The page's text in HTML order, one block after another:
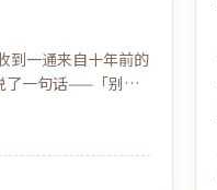
到一通来自十年前的
了一句话——「别回